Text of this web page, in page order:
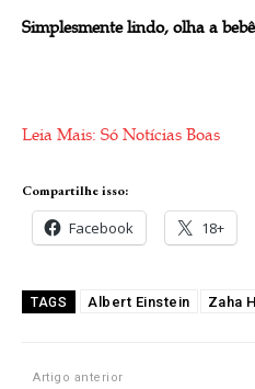
Simplesmente lindo, olha a
Leia Mais: Só Notícias Boas
Compartilhe isso:
Facebook 18+
TAGS Albert Einstein Zaha
Artigo anterior